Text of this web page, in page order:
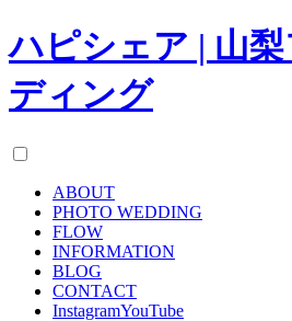
ハピシェア | 山
ディング
ABOUT
PHOTO WEDDING
FLOW
INFORMATION
BLOG
CONTACT
InstagramYouTube